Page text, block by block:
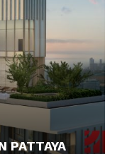
PATTAYA